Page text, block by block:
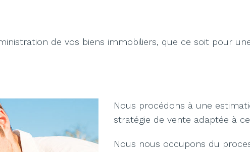
de vos biens immobiliers, que ce soit pour
Nous procédons à une
stratégie de vente adaptée à
Nous nous occupons du